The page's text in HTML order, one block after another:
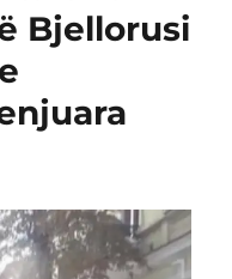
Bjellorusi